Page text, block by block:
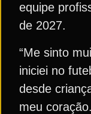
equipe
de 2027.
“Me sinto
iniciei no
desde
meu